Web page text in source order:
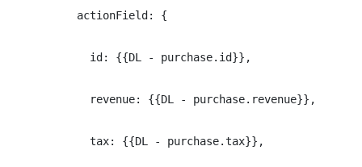
actionField: {
id: {{DL - purchase.id}},
revenue: {{DL - purchase.revenue}},
tax: {{DL - purchase.tax}},